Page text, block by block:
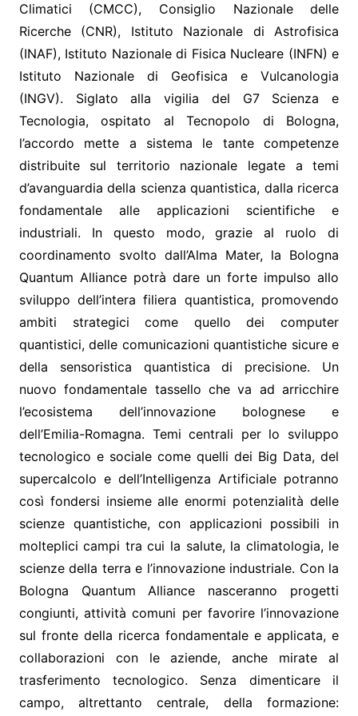
Climatici (CMCC), Consiglio Nazionale delle
Ricerche (CNR), Istituto Nazionale di Astrofisica
(INAF), Istituto Nazionale di Fisica Nucleare (INFN) e
Istituto Nazionale di Geofisica e Vulcanologia
(INGV). Siglato alla vigilia del G7 Scienza e
Tecnologia, ospitato al Tecnopolo di Bologna,
l’accordo mette a sistema le tante competenze
distribuite sul territorio nazionale legate a temi
d’avanguardia della scienza quantistica, dalla ricerca
fondamentale alle applicazioni scientifiche e
industriali. In questo modo, grazie al ruolo di
coordinamento svolto dall’Alma Mater, la Bologna
Quantum Alliance potrà dare un forte impulso allo
sviluppo dell’intera filiera quantistica, promovendo
ambiti strategici come quello dei computer
quantistici, delle comunicazioni quantistiche sicure e
della sensoristica quantistica di precisione. Un
nuovo fondamentale tassello che va ad arricchire
l’ecosistema dell’innovazione bolognese e
dell’Emilia-Romagna. Temi centrali per lo sviluppo
tecnologico e sociale come quelli dei Big Data, del
supercalcolo e dell’Intelligenza Artificiale potranno
così fondersi insieme alle enormi potenzialità delle
scienze quantistiche, con applicazioni possibili in
molteplici campi tra cui la salute, la climatologia, le
scienze della terra e l’innovazione industriale. Con la
Bologna Quantum Alliance nasceranno progetti
congiunti, attività comuni per favorire l’innovazione
sul fronte della ricerca fondamentale e applicata, e
collaborazioni con le aziende, anche mirate al
trasferimento tecnologico. Senza dimenticare il
campo, altrettanto centrale, della formazione: